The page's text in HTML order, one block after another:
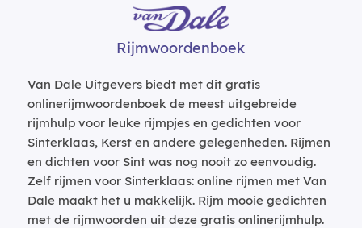
Rijmwoordenboek
Van Dale Uitgevers biedt met dit gratis
onlinerijmwoordenboek de meest uitgebreide
rijmhulp voor leuke rijmpjes en gedichten voor
Sinterklaas, Kerst en andere gelegenheden. Rijmen
en dichten voor Sint was nog nooit zo eenvoudig.
Zelf rijmen voor Sinterklaas: online rijmen met Van
Dale maakt het u makkelijk. Rijm mooie gedichten
met de rijmwoorden uit deze gratis onlinerijmhulp.